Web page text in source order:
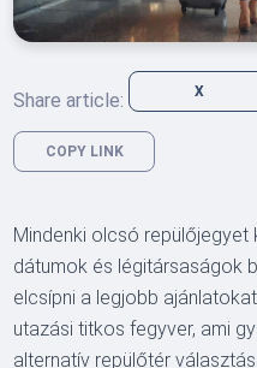
Share article: X
COPY LINK
Mindenki olcsó repülőjegyet
dátumok és légitársaságok
elcsípni a legjobb
utazási titkos fegyver, ami
alternatív repülőtér